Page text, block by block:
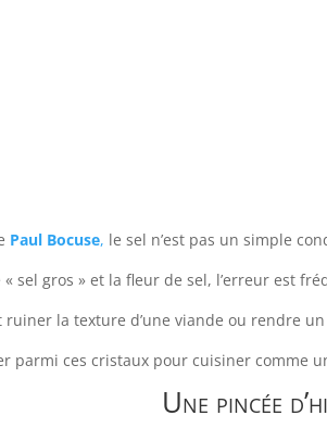
Paul Bocuse, le sel n’est pas un simple
sel gros » et la fleur de sel, l’erreur est
ruiner la texture d’une viande ou rendre
parmi ces cristaux pour cuisiner comme
Une pincée